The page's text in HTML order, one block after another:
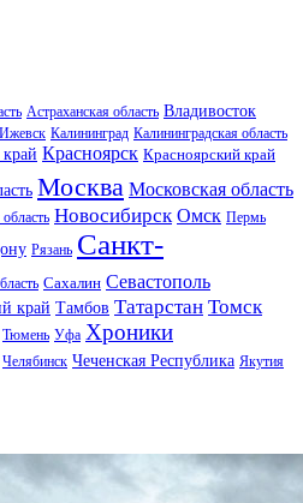
Астраханская область Владивосток
Ижевск Калининград Калининградская область
Красноярск Красноярский край
Москва Московская область
Новосибирск Омск Пермь
Рязань Санкт-
Сахалин Севастополь
край Тамбов Татарстан Томск
Тюмень Уфа Хроники
Челябинск Чеченская Республика Якутия